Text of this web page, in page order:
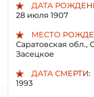
ДАТА
28 июля 1907
МЕСТО
Саратовская обл.,
Засецкое
ДАТА СМЕРТИ:
1993